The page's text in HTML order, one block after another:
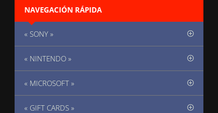
NAVEGACIÓN RÁPIDA
« SONY »
« NINTENDO »
« MICROSOFT »
« GIFT CARDS »